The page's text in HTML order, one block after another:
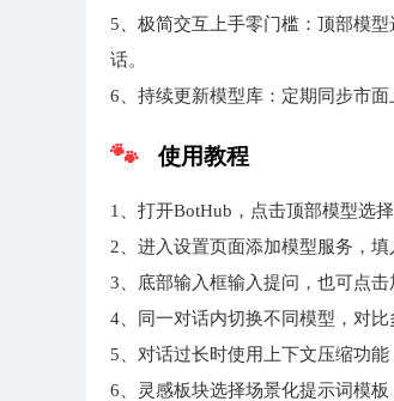
5、极简交互上手零门槛：顶部模
话。
6、持续更新模型库：定期同步市
使用教程
1、打开BotHub，点击顶部模型选
2、进入设置页面添加模型服务，
3、底部输入框输入提问，也可点
4、同一对话内切换不同模型，对
5、对话过长时使用上下文压缩功
6、灵感板块选择场景化提示词模